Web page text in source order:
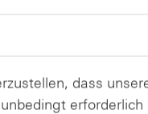
dass